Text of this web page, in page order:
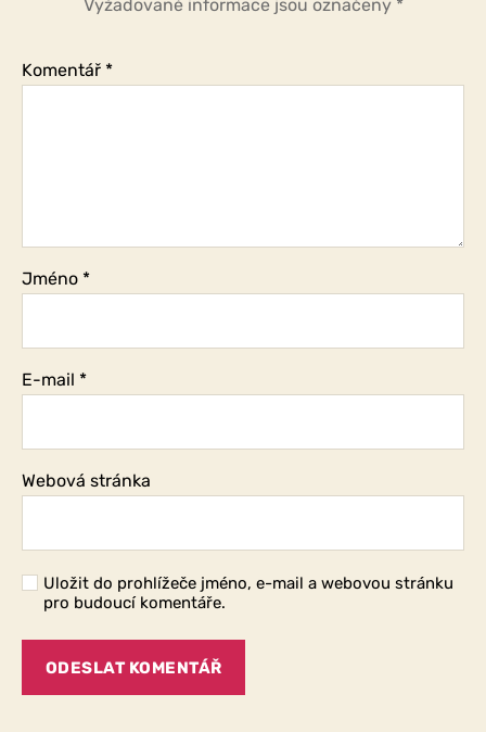
Vyžadované informace jsou označeny *
Komentář *
Jméno *
E-mail *
Webová stránka
Uložit do prohlížeče jméno, e-mail a webovou stránku
pro budoucí komentáře.